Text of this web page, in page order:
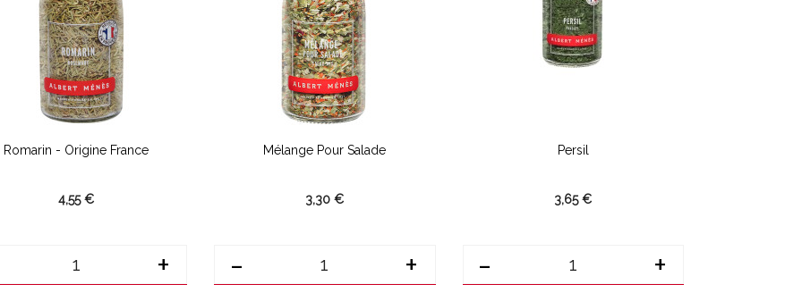
Romarin - Origine France
4,55 €
+
Mélange Pour Salade
3,30 €
- +
Persil
3,65 €
- +